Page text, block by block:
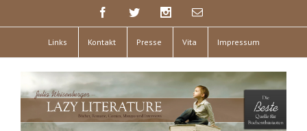
Links Kontakt Presse Vita Impressum